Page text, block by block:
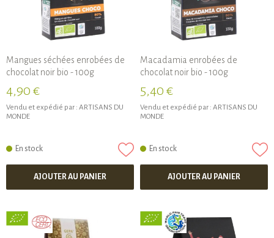
Mangues séchées enrobées de
chocolat noir bio - 100g
4,90 €
Vendu et expédié par : ARTISANS DU
MONDE
En stock
AJOUTER AU PANIER
Macadamia enrobées de
chocolat noir bio - 100g
5,40 €
Vendu et expédié par : ARTISANS DU
MONDE
En stock
AJOUTER AU PANIER